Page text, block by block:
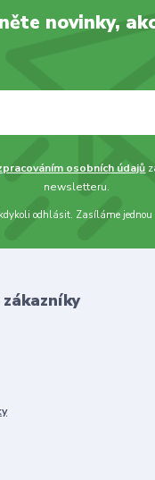
novinky,
osobních údajů
newsletteru.
odhlásit. Zasíláme